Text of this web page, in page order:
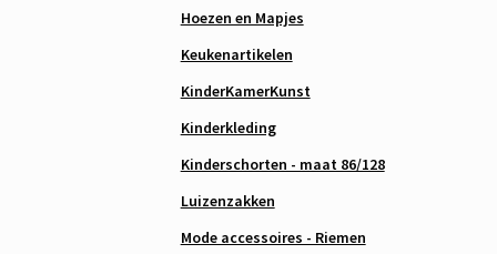
Hoezen en Mapjes
Keukenartikelen
KinderKamerKunst
Kinderkleding
Kinderschorten - maat 86/128
Luizenzakken
Mode accessoires - Riemen